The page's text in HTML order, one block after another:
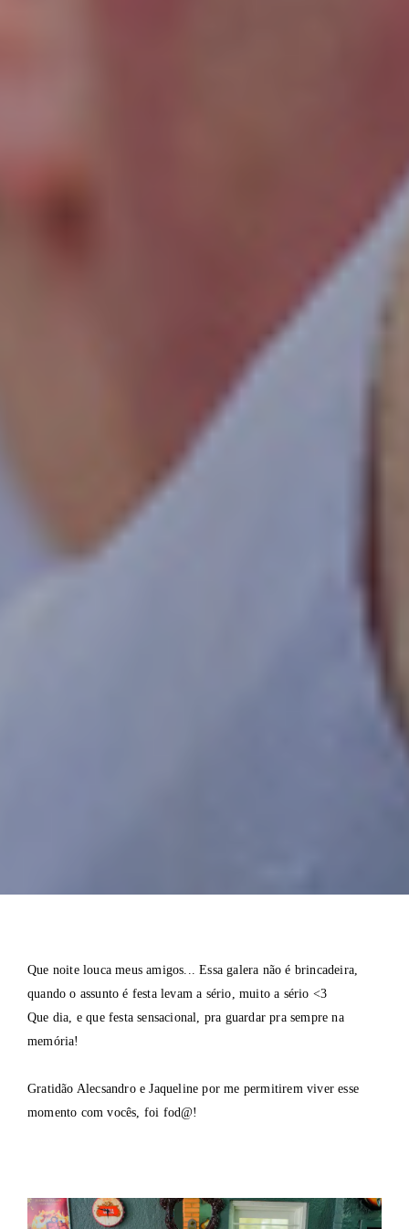
Que noite louca meus amigos... Essa galera não é brincadeira,
quando o assunto é festa levam a sério, muito a sério <3
Que dia, e que festa sensacional, pra guardar pra sempre na
memória!
Gratidão Alecsandro e Jaqueline por me permitirem viver esse
momento com vocês, foi fod@!